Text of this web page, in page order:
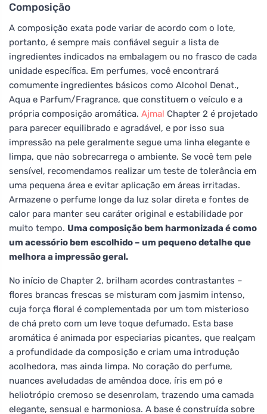
Composição
A composição exata pode variar de acordo com o lote,
portanto, é sempre mais confiável seguir a lista de
ingredientes indicados na embalagem ou no frasco de cada
unidade específica. Em perfumes, você encontrará
comumente ingredientes básicos como Alcohol Denat.,
Aqua e Parfum/Fragrance, que constituem o veículo e a
própria composição aromática. Ajmal Chapter 2 é projetado
para parecer equilibrado e agradável, e por isso sua
impressão na pele geralmente segue uma linha elegante e
limpa, que não sobrecarrega o ambiente. Se você tem pele
sensível, recomendamos realizar um teste de tolerância em
uma pequena área e evitar aplicação em áreas irritadas.
Armazene o perfume longe da luz solar direta e fontes de
calor para manter seu caráter original e estabilidade por
muito tempo. Uma composição bem harmonizada é como
um acessório bem escolhido – um pequeno detalhe que
melhora a impressão geral.
No início de Chapter 2, brilham acordes contrastantes –
flores brancas frescas se misturam com jasmim intenso,
cuja força floral é complementada por um tom misterioso
de chá preto com um leve toque defumado. Esta base
aromática é animada por especiarias picantes, que realçam
a profundidade da composição e criam uma introdução
acolhedora, mas ainda limpa. No coração do perfume,
nuances aveludadas de amêndoa doce, íris em pó e
heliotrópio cremoso se desenrolam, trazendo uma camada
elegante, sensual e harmoniosa. A base é construída sobre